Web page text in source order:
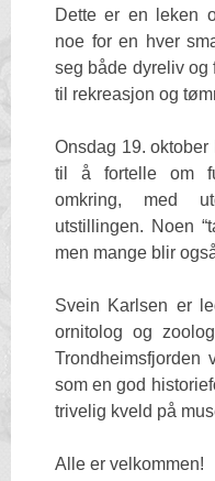
Dette er en leken
noe for en hver
seg både dyreliv og
til rekreasjon og
Onsdag 19.
til å fortelle om
omkring, med
utstillingen. Noen
men mange blir
Svein Karlsen er
ornitolog og
Trondheimsfjorden
som en god
trivelig kveld på
Alle er velkommen!